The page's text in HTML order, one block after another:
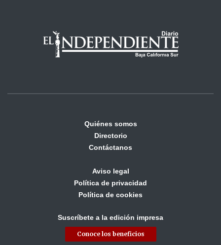
Quiénes somos
Directorio
Contáctanos
Aviso legal
Política de privacidad
Política de cookies
Suscríbete a la edición impresa
Conoce los beneficios